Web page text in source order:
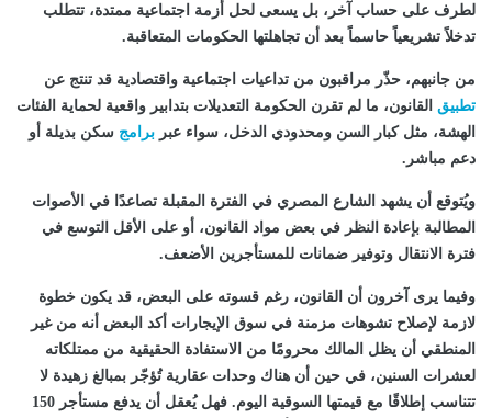
لطرف على حساب آخر، بل يسعى لحل أزمة اجتماعية ممتدة، تتطلب
تدخلاً تشريعياً حاسماً بعد أن تجاهلتها الحكومات المتعاقبة.
من جانبهم، حذّر مراقبون من تداعيات اجتماعية واقتصادية قد تنتج عن
تطبيق القانون، ما لم تقرن الحكومة التعديلات بتدابير واقعية لحماية الفئات
الهشة، مثل كبار السن ومحدودي الدخل، سواء عبر برامج سكن بديلة أو
دعم مباشر.
ويُتوقع أن يشهد الشارع المصري في الفترة المقبلة تصاعدًا في الأصوات
المطالبة بإعادة النظر في بعض مواد القانون، أو على الأقل التوسع في
فترة الانتقال وتوفير ضمانات للمستأجرين الأضعف.
وفيما يرى آخرون أن القانون، رغم قسوته على البعض، قد يكون خطوة
لازمة لإصلاح تشوهات مزمنة في سوق الإيجارات أكد البعض أنه من غير
المنطقي أن يظل المالك محرومًا من الاستفادة الحقيقية من ممتلكاته
لعشرات السنين، في حين أن هناك وحدات عقارية تُؤجّر بمبالغ زهيدة لا
تتناسب إطلاقًا مع قيمتها السوقية اليوم. فهل يُعقل أن يدفع مستأجر 150